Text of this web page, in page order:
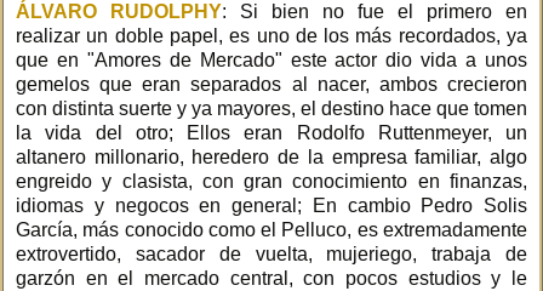
ÁLVARO RUDOLPHY: Si bien no fue el primero en
realizar un doble papel, es uno de los más recordados, ya
que en "Amores de Mercado" este actor dio vida a unos
gemelos que eran separados al nacer, ambos crecieron
con distinta suerte y ya mayores, el destino hace que tomen
la vida del otro; Ellos eran Rodolfo Ruttenmeyer, un
altanero millonario, heredero de la empresa familiar, algo
engreido y clasista, con gran conocimiento en finanzas,
idiomas y negocos en general; En cambio Pedro Solis
García, más conocido como el Pelluco, es extremadamente
extrovertido, sacador de vuelta, mujeriego, trabaja de
garzón en el mercado central, con pocos estudios y le